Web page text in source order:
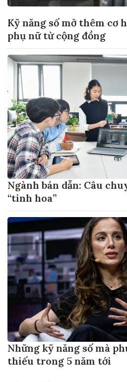
Kỹ năng số mở thêm cơ
phụ nữ từ cộng đồng
Ngành bán dẫn: Câu
“tinh hoa”
Những kỹ năng số mà
thiếu trong 5 năm tới